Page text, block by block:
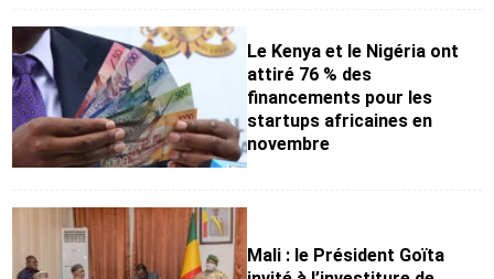
Le Kenya et le Nigéria ont
attiré 76 % des
financements pour les
startups africaines en
novembre
Mali : le Président Goïta